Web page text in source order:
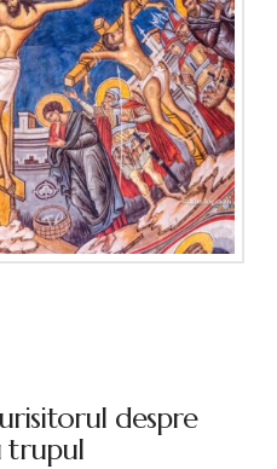
despre
trupul